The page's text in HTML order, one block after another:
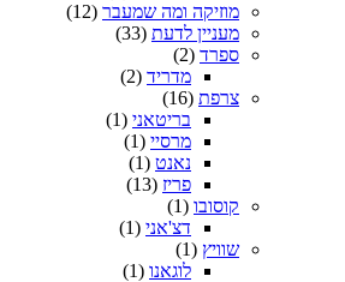
מוזיקה ומה שמעבר (12)
מעניין לדעת (33)
ספרד (2)
מדריד (2)
צרפת (16)
בריטאני (1)
מרסיי (1)
נאנט (1)
פריז (13)
קוסובו (1)
דצ'אני (1)
שוויץ (1)
לוגאנו (1)